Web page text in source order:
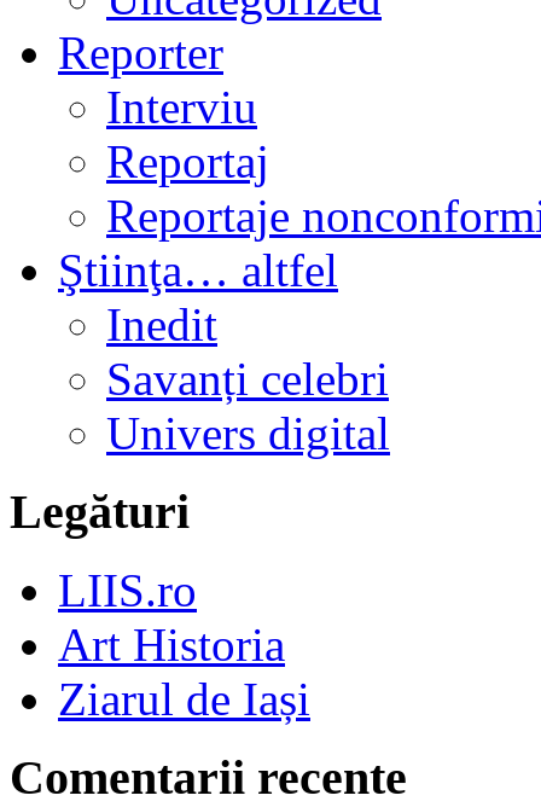
Reporter
Interviu
Reportaj
Reportaje
Ştiinţa… altfel
Inedit
Savanți celebri
Univers digital
Legături
LIIS.ro
Art Historia
Ziarul de Iași
Comentarii recente